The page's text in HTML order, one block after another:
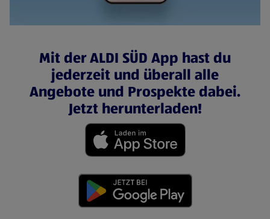
Mit der ALDI SÜD App hast du
jederzeit und überall alle
Angebote und Prospekte dabei.
Jetzt herunterladen!